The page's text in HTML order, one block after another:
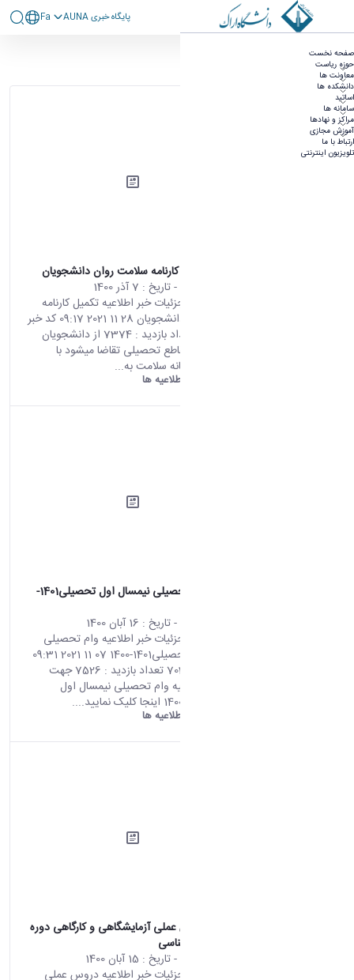
صفحه نخست
حوزه ریاست
معاونت ها
دانشکده ها
اساتید
سامانه ها
مراکز و نهادها
آموزش مجازی
ارتباط با ما
تلویزیون اینترنتی
پايگاه خبری AUNA Fa
آرشیو اطلاعیه ها
مرتب‌سازی بر
اساس
اطلاعیه تکمیل کارنامه سلامت روان دانشجویان
- تاریخ : 7 آذر 1400
صفحه اصلی جزئیات خبر اطلاعیه تکمیل کارنامه
سلامت روان دانشجویان 28 11 2021 09:17 کد خبر
: 703276 تعداد بازدید : 7374 از دانشجویان
ارجمند کلیه مقاطع تحصیلی تقاضا میشود با
مراجعه به سامانه سلامت به...
اطلاعیه ها
اطلاعیه وام تحصیلی نیمسال اول تحصیلی1401-
- تاریخ : 16 آبان 1400
صفحه اصلی جزئیات خبر اطلاعیه وام تحصیلی
نیمسال اول تحصیلی1401-1400 07 11 2021 09:31
کد خبر : 703599 تعداد بازدید : 7526 جهت
مشاهده اطلاعیه وام تحصیلی نیمسال اول
اطلاعیه ها
اطلاعیه دروس عملی آزمایشگاهی و کارگاهی دوره
کاردانی و کارشناسی
- تاریخ : 15 آبان 1400
صفحه اصلی جزئیات خبر اطلاعیه دروس عملی